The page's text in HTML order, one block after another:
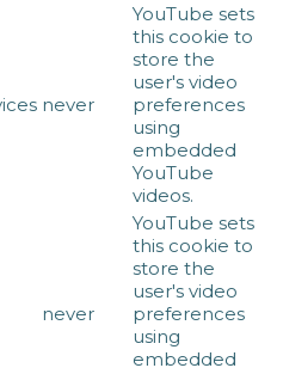
never
YouTube sets
this cookie to
store the
user's video
preferences
using
embedded
YouTube
videos.
never
YouTube sets
this cookie to
store the
user's video
preferences
using
embedded